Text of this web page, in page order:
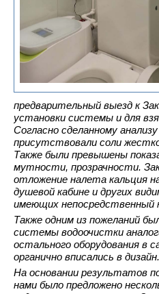
предварительный выезд к
установки системы и для
Согласно сделанному
присутствовали соли
Также были превышены
мутности, прозрачности.
отложение налета кальция
душевой кабине и других
имеющих непосредственный
Также одним из пожеланий
системы водоочистки
остального оборудования в
органично вписались в дизайн.
На основании результатов
нами было предложено